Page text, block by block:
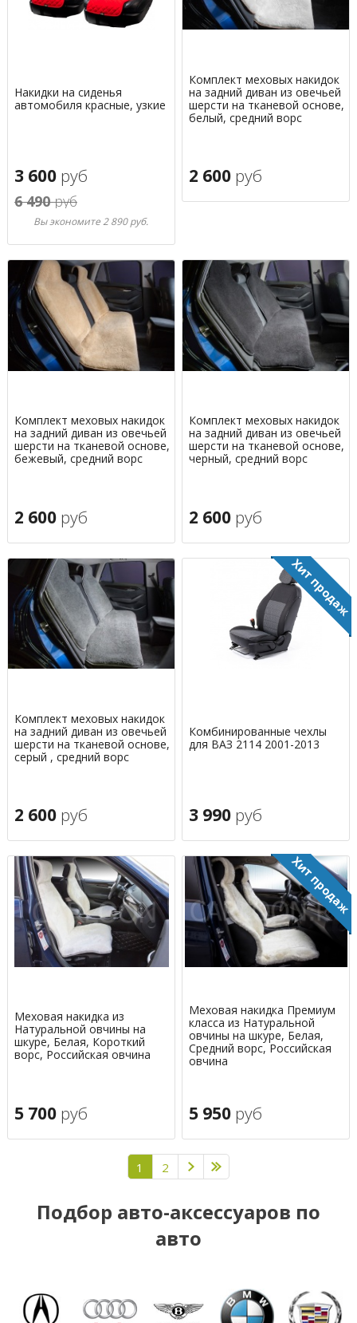
Накидки на сиденья
автомобиля красные, узкие
3 600 руб
6 490руб
Вы экономите 2 890 руб.
Комплект меховых накидок
на задний диван из овечьей
шерсти на тканевой основе,
белый, средний ворс
2 600 руб
Комплект меховых накидок
на задний диван из овечьей
шерсти на тканевой основе,
бежевый, средний ворс
2 600 руб
Комплект меховых накидок
на задний диван из овечьей
шерсти на тканевой основе,
черный, средний ворс
2 600 руб
Комплект меховых накидок
на задний диван из овечьей
шерсти на тканевой основе,
серый , средний ворс
2 600 руб
Комбинированные чехлы
для ВАЗ 2114 2001-2013
3 990 руб
Меховая накидка из
Натуральной овчины на
шкуре, Белая, Короткий
ворс, Российская овчина
5 700 руб
Меховая накидка Премиум
класса из Натуральной
овчины на шкуре, Белая,
Средний ворс, Российская
овчина
5 950 руб
1 2
Подбор авто-аксессуаров по
авто